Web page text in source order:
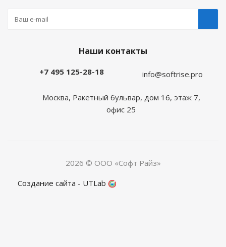
Наши контакты
+7 495 125-28-18 info@softrise.pro
Москва, Ракетный бульвар, дом 16, этаж 7,
офис 25
2026 © ООО «Софт Райз»
Создание сайта - UTLab